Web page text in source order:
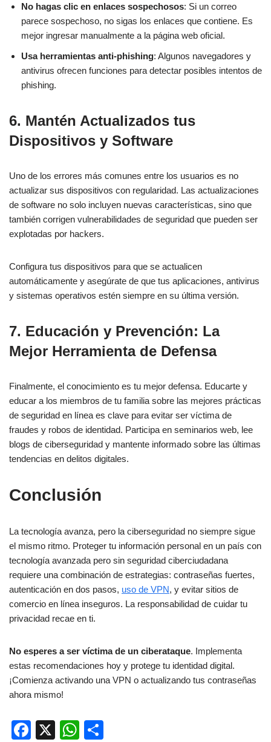
No hagas clic en enlaces sospechosos: Si un correo
parece sospechoso, no sigas los enlaces que contiene. Es
mejor ingresar manualmente a la página web oficial.
Usa herramientas anti-phishing: Algunos navegadores y
antivirus ofrecen funciones para detectar posibles intentos de
phishing.
6. Mantén Actualizados tus
Dispositivos y Software
Uno de los errores más comunes entre los usuarios es no
actualizar sus dispositivos con regularidad. Las actualizaciones
de software no solo incluyen nuevas características, sino que
también corrigen vulnerabilidades de seguridad que pueden ser
explotadas por hackers.
Configura tus dispositivos para que se actualicen
automáticamente y asegúrate de que tus aplicaciones, antivirus
y sistemas operativos estén siempre en su última versión.
7. Educación y Prevención: La
Mejor Herramienta de Defensa
Finalmente, el conocimiento es tu mejor defensa. Educarte y
educar a los miembros de tu familia sobre las mejores prácticas
de seguridad en línea es clave para evitar ser víctima de
fraudes y robos de identidad. Participa en seminarios web, lee
blogs de ciberseguridad y mantente informado sobre las últimas
tendencias en delitos digitales.
Conclusión
La tecnología avanza, pero la ciberseguridad no siempre sigue
el mismo ritmo. Proteger tu información personal en un país con
tecnología avanzada pero sin seguridad ciberciudadana
requiere una combinación de estrategias: contraseñas fuertes,
autenticación en dos pasos, uso de VPN, y evitar sitios de
comercio en línea inseguros. La responsabilidad de cuidar tu
privacidad recae en ti.
No esperes a ser víctima de un ciberataque. Implementa
estas recomendaciones hoy y protege tu identidad digital.
¡Comienza activando una VPN o actualizando tus contraseñas
ahora mismo!
F
X
W